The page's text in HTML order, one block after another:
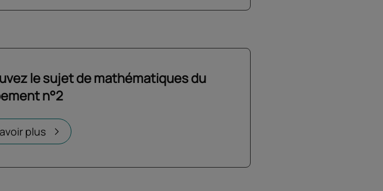
le sujet de mathématiques du
n°2
plus
un nouvel onglet